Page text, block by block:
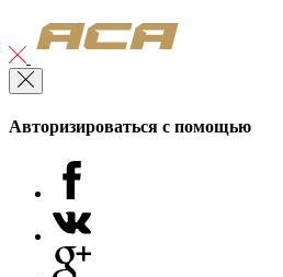
Авторизироваться с помощью